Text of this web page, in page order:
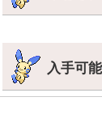
入手可能